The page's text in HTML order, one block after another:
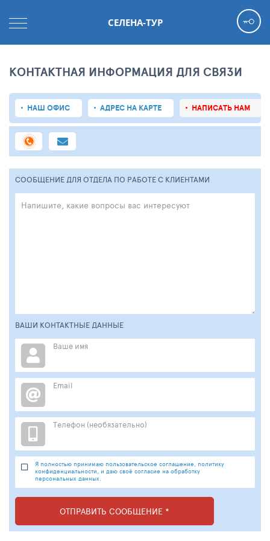
СЕЛЕНА-ТУР
КОНТАКТНАЯ ИНФОРМАЦИЯ ДЛЯ СВЯЗИ
НАШ ОФИС АДРЕС НА КАРТЕ НАПИСАТЬ НАМ
СООБЩЕНИЕ ДЛЯ ОТДЕЛА ПО РАБОТЕ С КЛИЕНТАМИ
ВАШИ КОНТАКТНЫЕ ДАННЫЕ
Ваше имя
Email
Телефон (необязательно)
Я полностью принимаю пользовательское соглашение, политику
конфиденциальности, и даю своё согласие на обработку
персональных данных.
ОТПРАВИТЬ СООБЩЕНИЕ *